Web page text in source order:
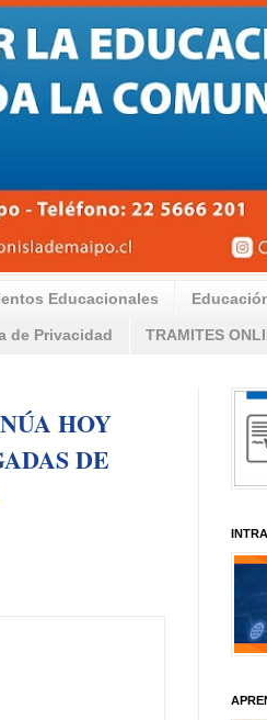
Educacionales
de Privacidad TRAMITES
HOY
DE